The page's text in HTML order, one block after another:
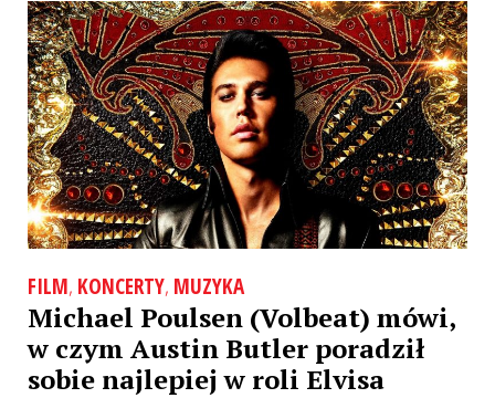
FILM, KONCERTY, MUZYKA
Michael Poulsen (Volbeat) mówi,
w czym Austin Butler poradził
sobie najlepiej w roli Elvisa